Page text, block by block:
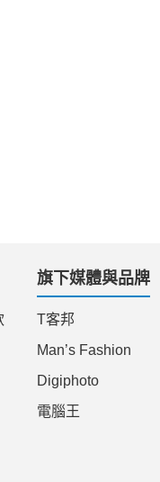
旗下媒體與品牌
T客邦
Man’s Fashion
Digiphoto
電腦王